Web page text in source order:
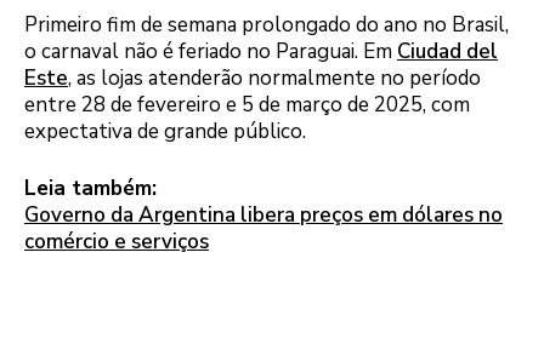
Primeiro fim de semana prolongado do ano no Brasil,
o carnaval não é feriado no Paraguai. Em Ciudad del
Este, as lojas atenderão normalmente no período
entre 28 de fevereiro e 5 de março de 2025, com
expectativa de grande público.
Leia também:
Governo da Argentina libera preços em dólares no
comércio e serviços